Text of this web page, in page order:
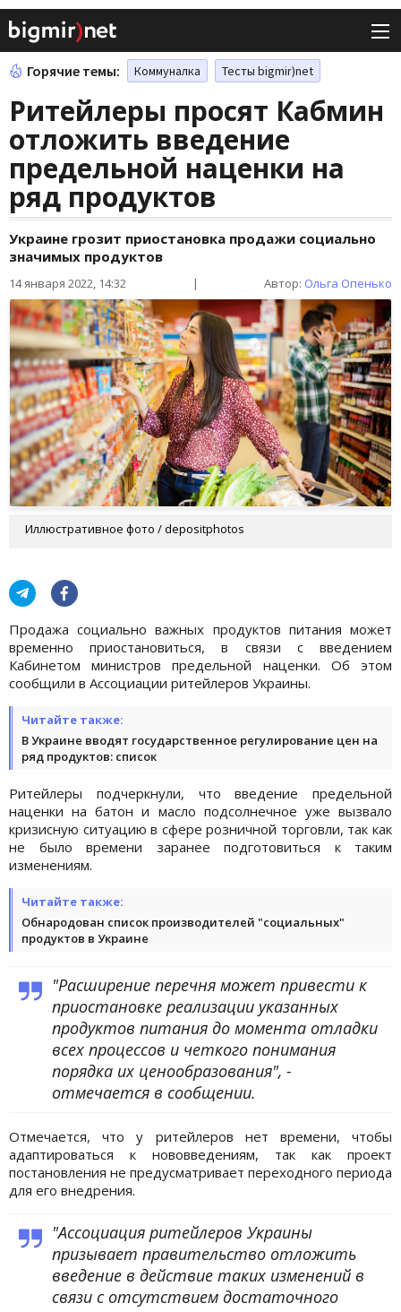
Горячие темы: Коммуналка Тесты bigmir)net
Ритейлеры просят Кабмин
отложить введение
предельной наценки на
ряд продуктов
Украине грозит приостановка продажи социально
значимых продуктов
14 января 2022, 14:32 | Автор: Ольга Опенько
Иллюстративное фото / depositphotos
Продажа социально важных продуктов питания может
временно приостановиться, в связи с введением
Кабинетом министров предельной наценки. Об этом
сообщили в Ассоциации ритейлеров Украины.
Читайте также:
В Украине вводят государственное регулирование цен на
ряд продуктов: список
Ритейлеры подчеркнули, что введение предельной
наценки на батон и масло подсолнечное уже вызвало
кризисную ситуацию в сфере розничной торговли, так как
не было времени заранее подготовиться к таким
изменениям.
Читайте также:
Обнародован список производителей "социальных"
продуктов в Украине
"Расширение перечня может привести к
приостановке реализации указанных
продуктов питания до момента отладки
всех процессов и четкого понимания
порядка их ценообразования", -
отмечается в сообщении.
Отмечается, что у ритейлеров нет времени, чтобы
адаптироваться к нововведениям, так как проект
постановления не предусматривает переходного периода
для его внедрения.
"Ассоциация ритейлеров Украины
призывает правительство отложить
введение в действие таких изменений в
связи с отсутствием достаточного